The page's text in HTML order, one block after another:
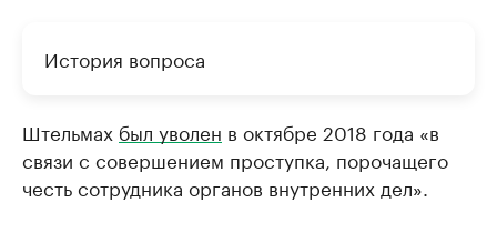
История вопроса
Штельмах был уволен в октябре 2018 года «в
связи с совершением проступка, порочащего
честь сотрудника органов внутренних дел».